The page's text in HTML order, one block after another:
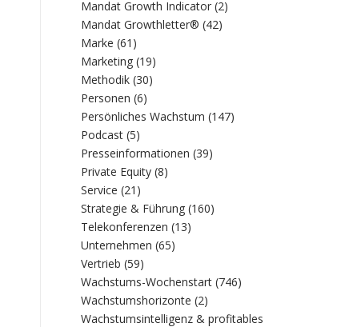
Mandat Growth Indicator (2)
Mandat Growthletter® (42)
Marke (61)
Marketing (19)
Methodik (30)
Personen (6)
Persönliches Wachstum (147)
Podcast (5)
Presseinformationen (39)
Private Equity (8)
Service (21)
Strategie & Führung (160)
Telekonferenzen (13)
Unternehmen (65)
Vertrieb (59)
Wachstums-Wochenstart (746)
Wachstumshorizonte (2)
Wachstumsintelligenz & profitables